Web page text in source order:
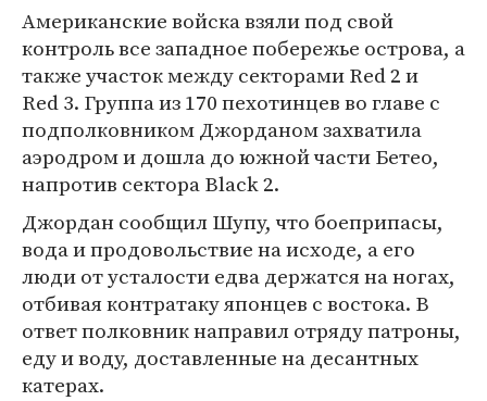
Американские войска взяли под свой
контроль все западное побережье острова, а
также участок между секторами Red 2 и
Red 3. Группа из 170 пехотинцев во главе с
подполковником Джорданом захватила
аэродром и дошла до южной части Бетео,
напротив сектора Black 2.
Джордан сообщил Шупу, что боеприпасы,
вода и продовольствие на исходе, а его
люди от усталости едва держатся на ногах,
отбивая контратаку японцев с востока. В
ответ полковник направил отряду патроны,
еду и воду, доставленные на десантных
катерах.